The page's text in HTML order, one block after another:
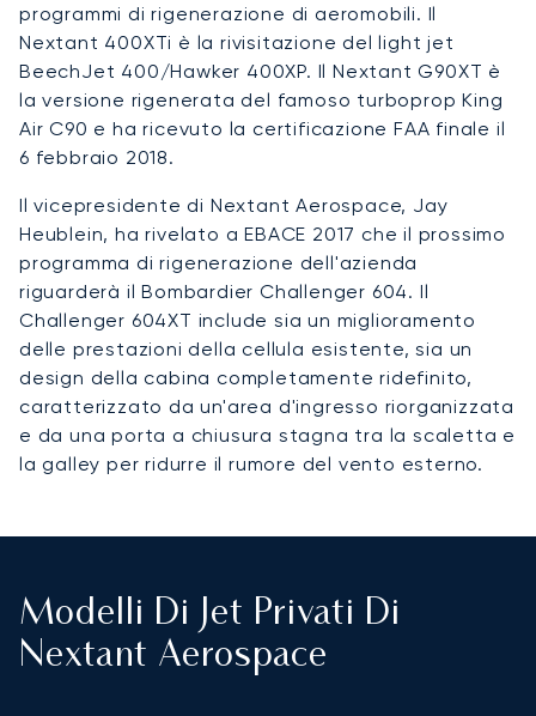
programmi di rigenerazione di aeromobili. Il
Nextant 400XTi è la rivisitazione del light jet
BeechJet 400/Hawker 400XP. Il Nextant G90XT è
la versione rigenerata del famoso turboprop King
Air C90 e ha ricevuto la certificazione FAA finale il
6 febbraio 2018.
Il vicepresidente di Nextant Aerospace, Jay
Heublein, ha rivelato a EBACE 2017 che il prossimo
programma di rigenerazione dell'azienda
riguarderà il Bombardier Challenger 604. Il
Challenger 604XT include sia un miglioramento
delle prestazioni della cellula esistente, sia un
design della cabina completamente ridefinito,
caratterizzato da un'area d'ingresso riorganizzata
e da una porta a chiusura stagna tra la scaletta e
la galley per ridurre il rumore del vento esterno.
Modelli Di Jet Privati Di
Nextant Aerospace